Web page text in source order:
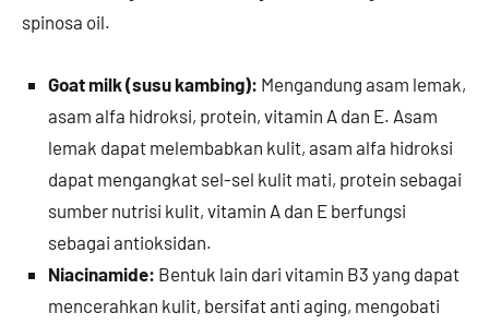
spinosa oil.
Goat milk (susu kambing): Mengandung asam lemak,
asam alfa hidroksi, protein, vitamin A dan E. Asam
lemak dapat melembabkan kulit, asam alfa hidroksi
dapat mengangkat sel-sel kulit mati, protein sebagai
sumber nutrisi kulit, vitamin A dan E berfungsi
sebagai antioksidan.
Niacinamide: Bentuk lain dari vitamin B3 yang dapat
mencerahkan kulit, bersifat anti aging, mengobati